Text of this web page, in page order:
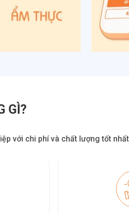
GÌ?
với chi phí và chất lượng tốt